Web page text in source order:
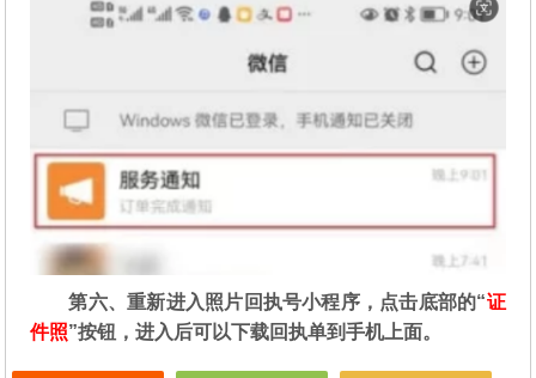
第六、重新进入照片回执号小程序，点击底部的“证
件照”按钮，进入后可以下载回执单到手机上面。